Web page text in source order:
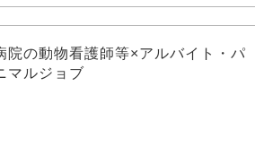
院の動物看護師等×アルバイト・パ
マルジョブ